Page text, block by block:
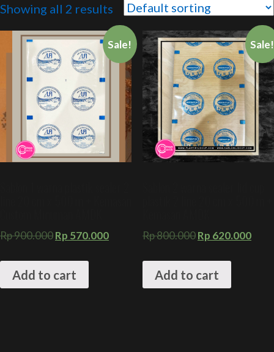
Showing all 2 results
Sale!
Rp900.000Rp 570.000
Add to cart
Sale!
Rp800.000Rp 620.000
Add to cart